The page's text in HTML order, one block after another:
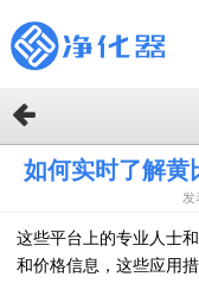
如何实时了解黄
发
这些平台上的专业人士
和价格信息，这些应用